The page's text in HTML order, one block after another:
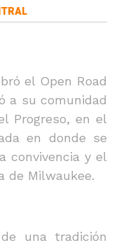
el Open Road
a su comunidad
Progreso, en el
en donde se
convivencia y el
de Milwaukee.
una tradición